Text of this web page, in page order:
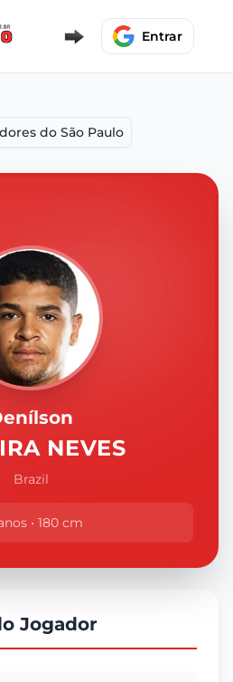
Entrar
do São Paulo
NEVES
Brazil
• 180 cm
Jogador